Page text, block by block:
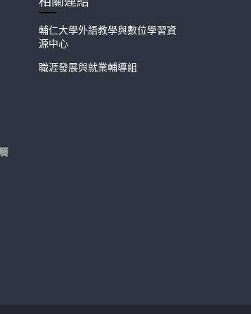
輔仁大學外語教學與數位學習資
源中心
職涯發展與就業輔導組